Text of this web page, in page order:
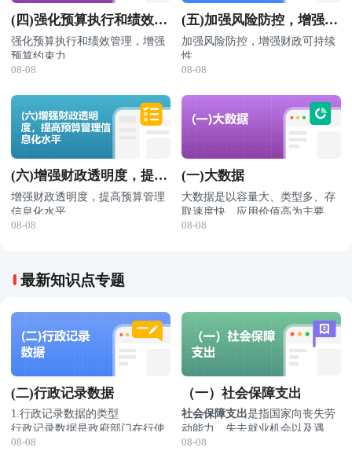
(四)强化预算执行和绩效管
理，增强预算约束力
强化预算执行和绩效管理，增强
预算约束力
1.强化预算对执行的控制
3.优化国库集中收付管理
4.拓展政府采购政策功能
08-08
(五)加强风险防控，增强财
政可持续性
加强风险防控，增强财政可持续
性
1.健全地方政府依法适度举债机
2.防范化解地方政府隐性债务风
险
08-08
(六)增强财政透明度，提高
预算管理信息化水平
增强财政透明度，提高预算管理
信息化水平
1.改进预决算公开
贯通
4. 推进部门间预算信息互联共享
08-08
(一)大数据
大数据是以容量大、类型多、存
取速度快、应用价值高为主要特
征的数据集合，正快速发展为对
08-08
最新知识点专题
(二)行政记录数据
1.行政记录数据的类型
行政记录数据是政府部门在行使
其行政管理职能过程中，通过审
08-08
（一）社会保障支出
社会保障支出是指国家向丧失劳
动能力、失去就业机会以及遇到
其他事故而面临经济困难的公民
主要包括：1．社会保险 2．社
08-08